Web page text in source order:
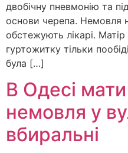
двобічну пневмонію та
основи черепа. Немовля
обстежують лікарі.
гуртожитку тільки
була […]
В Одесі
немовля у
вбиральні